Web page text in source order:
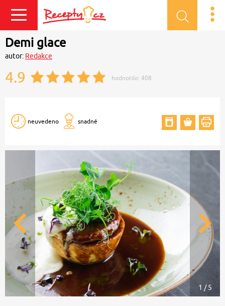
Přihlásit se
Demi glace
autor: Redakce
4.9 hodnotilo: 408
neuvedeno snadné
1 / 5